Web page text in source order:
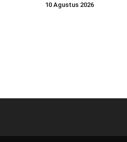
10 Agustus 2026